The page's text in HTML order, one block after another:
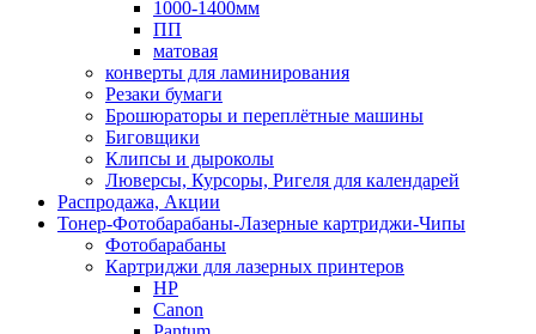
1000-1400мм
ПП
матовая
конверты для ламинирования
Резаки бумаги
Брошюраторы и переплётные машины
Биговщики
Клипсы и дыроколы
Люверсы, Курсоры, Ригеля для календарей
Распродажа, Акции
Тонер-Фотобарабаны-Лазерные картриджи-Чипы
Фотобарабаны
Картриджи для лазерных принтеров
HP
Canon